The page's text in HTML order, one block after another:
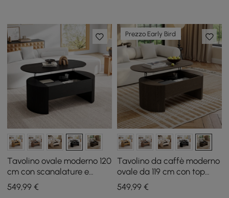
Tavolino ovale moderno 120
cm con scanalature e
piano sollevabile, nero
549,99 €
Prezzo Early Bird
Tavolino da caffè moderno
ovale da 119 cm con top
sollevabile stile Mid-
Century
549,99€